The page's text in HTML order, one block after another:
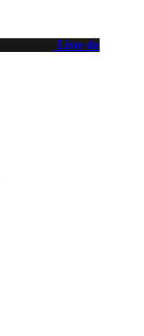
Liste de